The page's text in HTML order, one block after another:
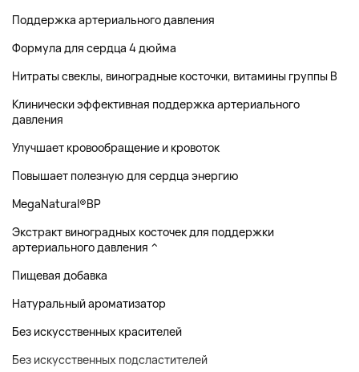
Поддержка артериального давления
Формула для сердца 4 дюйма
Нитраты свеклы, виноградные косточки, витамины группы B
Клинически эффективная поддержка артериального
давления
Улучшает кровообращение и кровоток
Повышает полезную для сердца энергию
MegaNatural®BP
Экстракт виноградных косточек для поддержки
артериального давления ^
Пищевая добавка
Натуральный ароматизатор
Без искусственных красителей
Без искусственных подсластителей